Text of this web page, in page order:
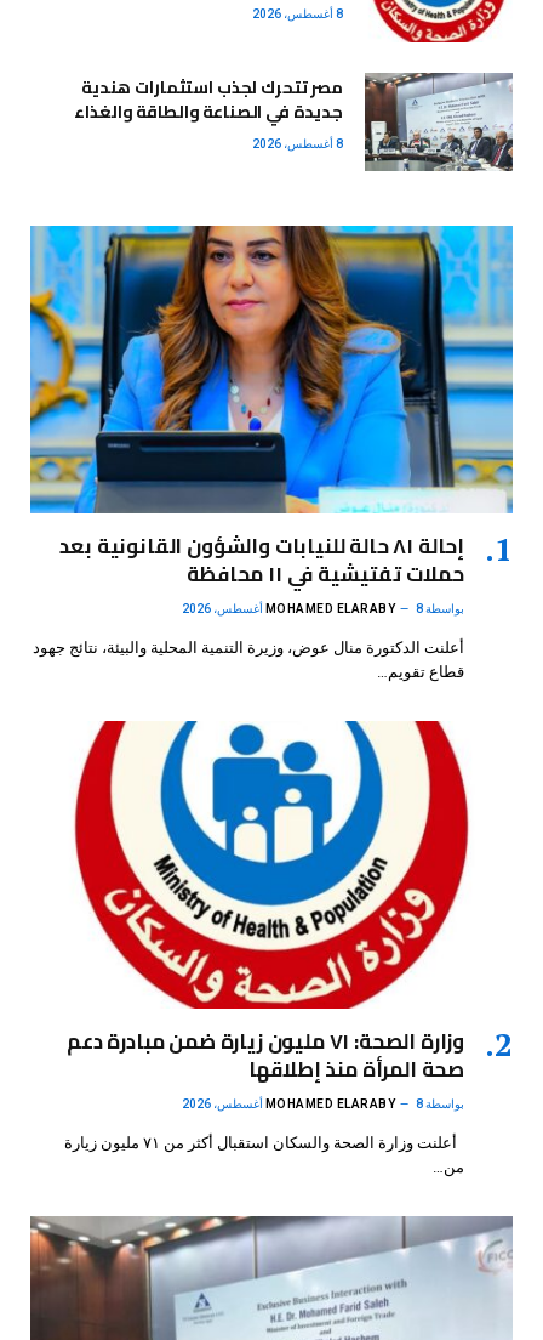
8 أغسطس، 2026
مصر تتحرك لجذب استثمارات هندية
جديدة في الصناعة والطاقة والغذاء
8 أغسطس، 2026
إحالة ٨١ حالة للنيابات والشؤون القانونية بعد
حملات تفتيشية في ١١ محافظة
بواسطة MOHAMED ELARABY 8 أغسطس، 2026
أعلنت الدكتورة منال عوض، وزيرة التنمية المحلية والبيئة، نتائج جهود
قطاع تقويم…
وزارة الصحة: ٧١ مليون زيارة ضمن مبادرة دعم
صحة المرأة منذ إطلاقها
بواسطة MOHAMED ELARABY 8 أغسطس، 2026
أعلنت وزارة الصحة والسكان استقبال أكثر من ٧١ مليون زيارة
من…